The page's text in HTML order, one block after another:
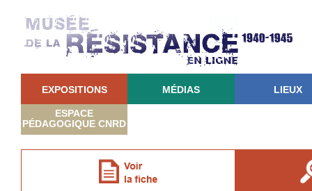
EXPOSITIONS MÉDIAS LIEUX
ESPACE
PÉDAGOGIQUE CNRD